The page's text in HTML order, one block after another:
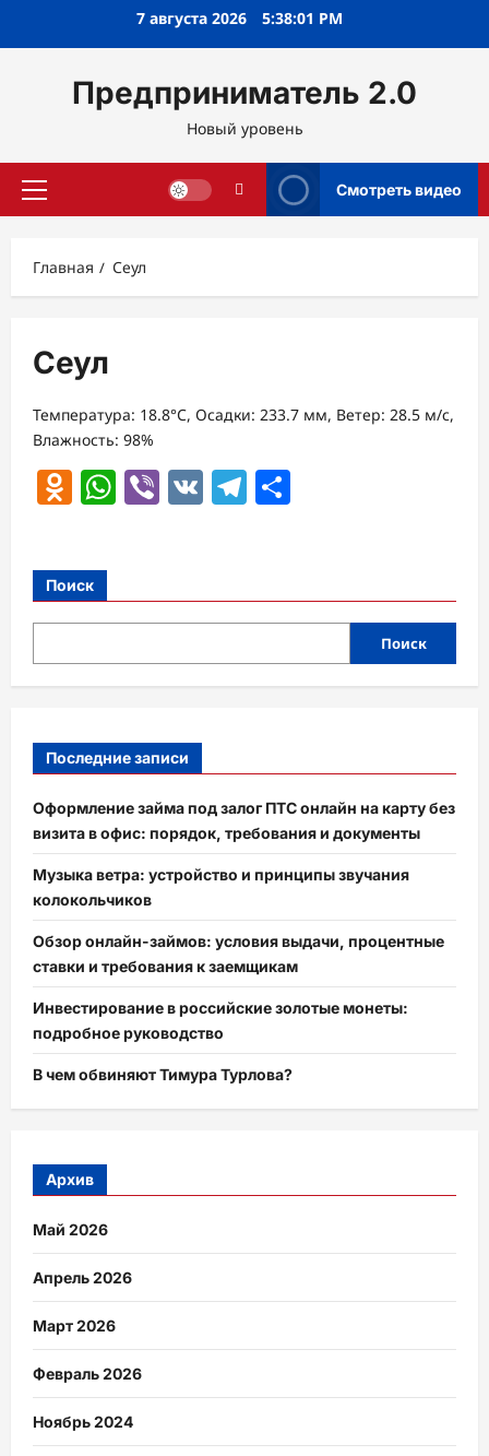
7 августа 2026 5:38:01 PM
Предприниматель 2.0
Новый уровень
Основное
Смотреть видео
Главная Сеул
Сеул
Температура: 18.8°C, Осадки: 233.7 мм, Ветер: 28.5 м/с,
Влажность: 98%
Odnoklassniki
WhatsApp
Viber
VK Telegram
Поиск
Поиск
Последние записи
Оформление займа под залог ПТС онлайн на карту без
визита в офис: порядок, требования и документы
Музыка ветра: устройство и принципы звучания
колокольчиков
Обзор онлайн-займов: условия выдачи, процентные
ставки и требования к заемщикам
Инвестирование в российские золотые монеты:
подробное руководство
В чем обвиняют Тимура Турлова?
Архив
Май 2026
Апрель 2026
Март 2026
Февраль 2026
Ноябрь 2024